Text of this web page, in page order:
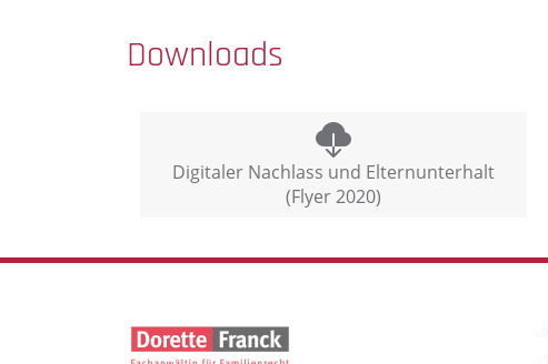
Downloads
Digitaler Nachlass und Elternunterhalt
(Flyer 2020)